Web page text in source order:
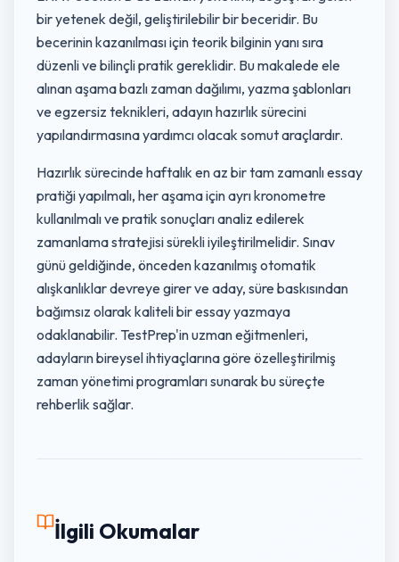
bir yetenek değil, geliştirilebilir bir beceridir. Bu
becerinin kazanılması için teorik bilginin yanı sıra
düzenli ve bilinçli pratik gereklidir. Bu makalede ele
alınan aşama bazlı zaman dağılımı, yazma şablonları
ve egzersiz teknikleri, adayın hazırlık sürecini
yapılandırmasına yardımcı olacak somut araçlardır.
Hazırlık sürecinde haftalık en az bir tam zamanlı essay
pratiği yapılmalı, her aşama için ayrı kronometre
kullanılmalı ve pratik sonuçları analiz edilerek
zamanlama stratejisi sürekli iyileştirilmelidir. Sınav
günü geldiğinde, önceden kazanılmış otomatik
alışkanlıklar devreye girer ve aday, süre baskısından
bağımsız olarak kaliteli bir essay yazmaya
odaklanabilir. TestPrep'in uzman eğitmenleri,
adayların bireysel ihtiyaçlarına göre özelleştirilmiş
zaman yönetimi programları sunarak bu süreçte
rehberlik sağlar.
İlgili Okumalar